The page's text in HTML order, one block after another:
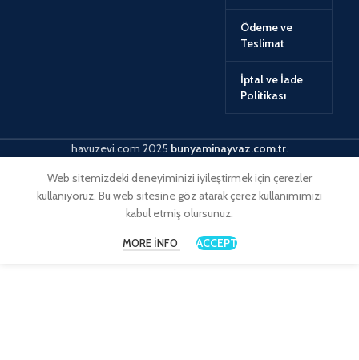
Ödeme ve
Teslimat
İptal ve İade
Politikası
havuzevi.com 2025 bunyaminayvaz.com.tr.
Web sitemizdeki deneyiminizi iyileştirmek için çerezler
kullanıyoruz. Bu web sitesine göz atarak çerez kullanımımızı
kabul etmiş olursunuz.
MORE INFO ACCEPT